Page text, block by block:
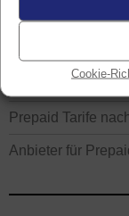
Cookie-
PREPAID KARTE
Prepaid Tarife
Prepaid Tarife
Prepaid Tarife
Anbieter für